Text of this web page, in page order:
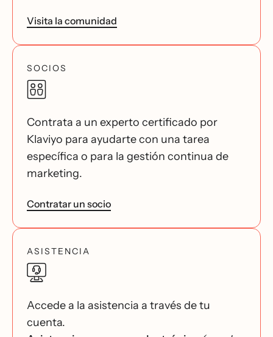
Visita la comunidad
SOCIOS
Contrata a un experto certificado por
Klaviyo para ayudarte con una tarea
específica o para la gestión continua de
marketing.
Contratar un socio
ASISTENCIA
Accede a la asistencia a través de tu
cuenta.